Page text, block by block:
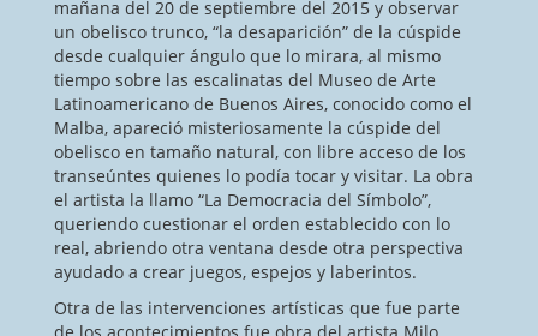
mañana del 20 de septiembre del 2015 y observar
un obelisco trunco, “la desaparición” de la cúspide
desde cualquier ángulo que lo mirara, al mismo
tiempo sobre las escalinatas del Museo de Arte
Latinoamericano de Buenos Aires, conocido como el
Malba, apareció misteriosamente la cúspide del
obelisco en tamaño natural, con libre acceso de los
transeúntes quienes lo podía tocar y visitar. La obra
el artista la llamo “La Democracia del Símbolo”,
queriendo cuestionar el orden establecido con lo
real, abriendo otra ventana desde otra perspectiva
ayudado a crear juegos, espejos y laberintos.
Otra de las intervenciones artísticas que fue parte